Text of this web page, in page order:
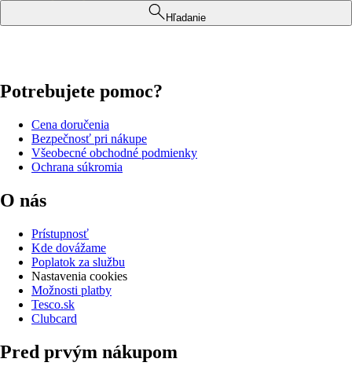
Hľadanie
Potrebujete pomoc?
Cena doručenia
Bezpečnosť pri nákupe
Všeobecné obchodné podmienky
Ochrana súkromia
O nás
Prístupnosť
Kde dovážame
Poplatok za službu
Nastavenia cookies
Možnosti platby
Tesco.sk
Clubcard
Pred prvým nákupom